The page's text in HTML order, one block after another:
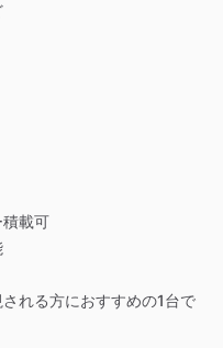
積載可
れる方におすすめの1台で